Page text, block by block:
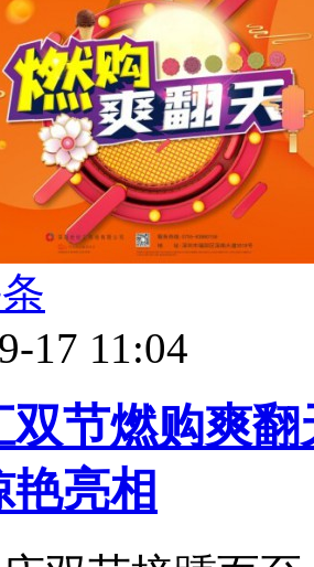
17 11:04
双节燃购爽
艳亮相